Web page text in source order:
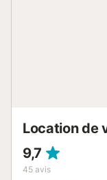
Location de
9,7
45 avis